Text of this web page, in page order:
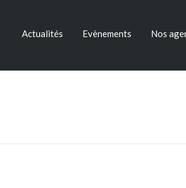
Actualités Evènements Nos